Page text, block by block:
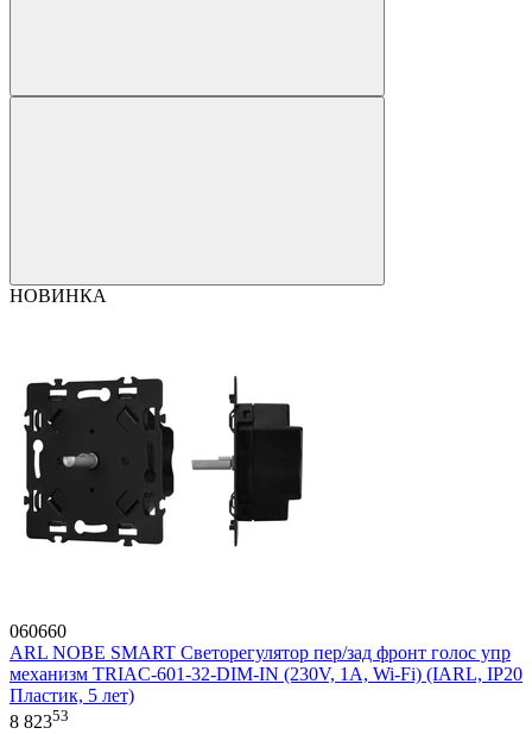
НОВИНКА
060660
ARL NOBE SMART Светорегулятор пер/зад фронт голос упр
механизм TRIAC-601-32-DIM-IN (230V, 1A, Wi-Fi) (IARL, IP20
Пластик, 5 лет)
8 82353